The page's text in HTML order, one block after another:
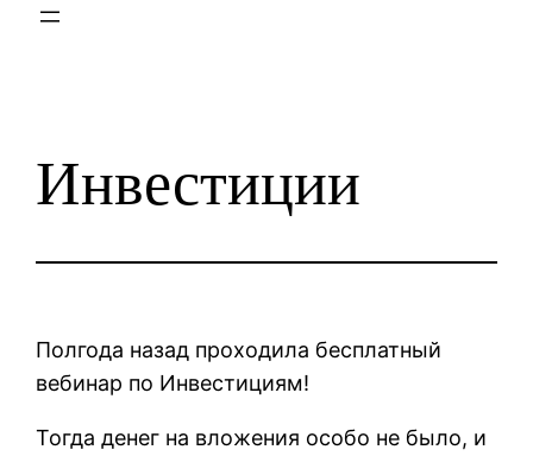
Инвестиции
Полгода назад проходила бесплатный
вебинар по Инвестициям!
Тогда денег на вложения особо не было, и